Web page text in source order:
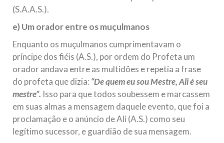
(S.A.A.S.).
e) Um orador entre os muçulmanos
Enquanto os muçulmanos cumprimentavam o
príncipe dos fiéis (A.S.), por ordem do Profeta um
orador andava entre as multidões e repetia a frase
do profeta que dizia: “De quem eu sou Mestre, Ali é seu
mestre”. Isso para que todos soubessem e marcassem
em suas almas a mensagem daquele evento, que foi a
proclamação e o anúncio de Ali (A.S.) como seu
legítimo sucessor, e guardião de sua mensagem.